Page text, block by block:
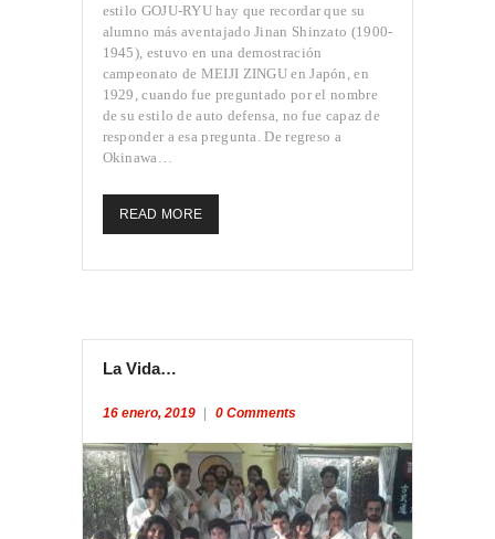
OGKK YUETSU
estilo GOJU-RYU hay que recordar que su
alumno más aventajado Jinan Shinzato (1900-
1945), estuvo en una demostración
campeonato de MEIJI ZINGU en Japón, en
1929, cuando fue preguntado por el nombre
de su estilo de auto defensa, no fue capaz de
responder a esa pregunta. De regreso a
Okinawa…
READ MORE
La Vida…
16 enero, 2019 0 Comments